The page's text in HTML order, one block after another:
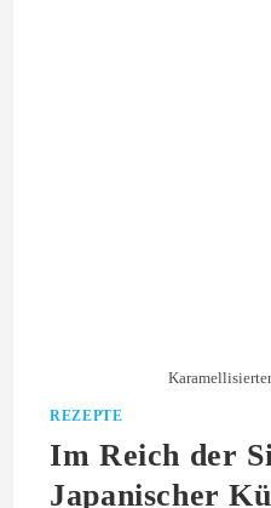
REZEPTE
Im Reich der
Japanischer